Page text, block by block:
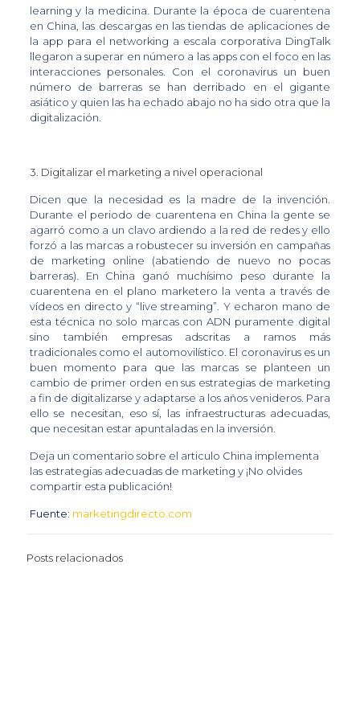
learning y la medicina. Durante la época de cuarentena
en China, las descargas en las tiendas de aplicaciones de
la app para el networking a escala corporativa DingTalk
llegaron a superar en número a las apps con el foco en las
interacciones personales. Con el coronavirus un buen
número de barreras se han derribado en el gigante
asiático y quien las ha echado abajo no ha sido otra que la
digitalización.
3. Digitalizar el marketing a nivel operacional
Dicen que la necesidad es la madre de la invención.
Durante el periodo de cuarentena en China la gente se
agarró como a un clavo ardiendo a la red de redes y ello
forzó a las marcas a robustecer su inversión en campañas
de marketing online (abatiendo de nuevo no pocas
barreras). En China ganó muchísimo peso durante la
cuarentena en el plano marketero la venta a través de
vídeos en directo y “live streaming”. Y echaron mano de
esta técnica no solo marcas con ADN puramente digital
sino también empresas adscritas a ramos más
tradicionales como el automovilístico. El coronavirus es un
buen momento para que las marcas se planteen un
cambio de primer orden en sus estrategias de marketing
a fin de digitalizarse y adaptarse a los años venideros. Para
ello se necesitan, eso sí, las infraestructuras adecuadas,
que necesitan estar apuntaladas en la inversión.
Deja un comentario sobre el articulo China implementa
las estrategias adecuadas de marketing y ¡No olvides
compartir esta publicación!
Fuente: marketingdirecto.com
Posts relacionados